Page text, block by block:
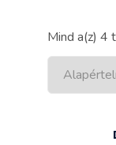
Mind a(z) 4